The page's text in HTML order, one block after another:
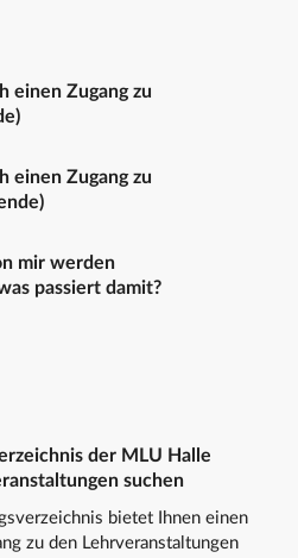
einen Zugang zu
Haben Sie bereits eine
reicht ein formloser
zu nennen in die Sie
sollen.
einen Zugang zu
dem Passwort, das ihr mit
erhalten habt. Das
mir werden
passiert damit?
der MLU Halle
suchen
bietet Ihnen einen
zu den Lehrveranstaltungen